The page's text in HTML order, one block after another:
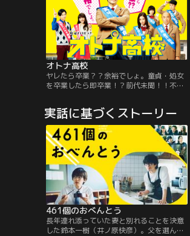
オトナ高校
ヤレたら卒業？？余裕でしょ。童貞・処女
を卒業したら即卒業！？前代未聞！！不器
実話に基づくストーリー
461個のおべんとう
長年連れ添っていた妻と別れることを決意
した鈴本一樹（井ノ原快彦）。父を選んで